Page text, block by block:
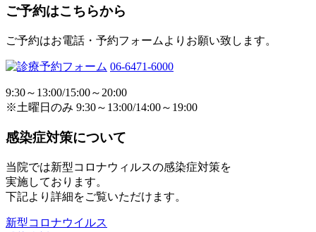
ご予約はこちらから
ご予約はお電話・予約フォームよりお願い致します。
06-6471-6000
9:30～13:00/15:00～20:00
※土曜日のみ 9:30～13:00/14:00～19:00
感染症対策について
当院では新型コロナウィルスの感染症対策を
実施しております。
下記より詳細をご覧いただけます。
新型コロナウイルス